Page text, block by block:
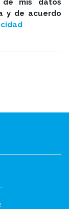
mis datos
y de acuerdo